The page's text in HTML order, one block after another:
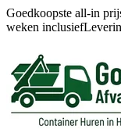
Goedkoopste all-in
weken inclusief